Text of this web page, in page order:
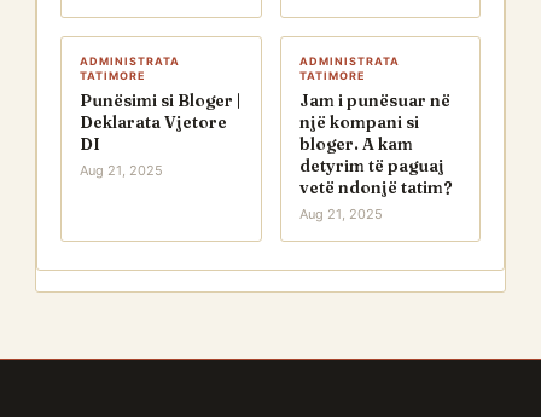
ADMINISTRATA
TATIMORE
Punësimi si Bloger |
Deklarata Vjetore
DI
Aug 21, 2025
ADMINISTRATA
TATIMORE
Jam i punësuar në
një kompani si
bloger. A kam
detyrim të paguaj
vetë ndonjë tatim?
Aug 21, 2025